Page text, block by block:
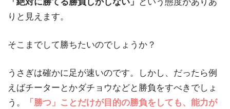
「絶対に勝てる勝負しかしない」
という態度がありあ
りと見えます。
そこまでして勝ちたいのでしょうか？
うさぎは確かに足が速いのです。しかし、だったら例
えばチーターとかダチョウなどと勝負をすべきでしょ
う。
「勝つ」ことだけが目的の勝負をしても、能力が